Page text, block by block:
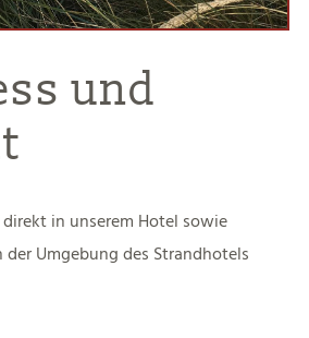
und
in unserem Hotel sowie
Umgebung des Strandhotels